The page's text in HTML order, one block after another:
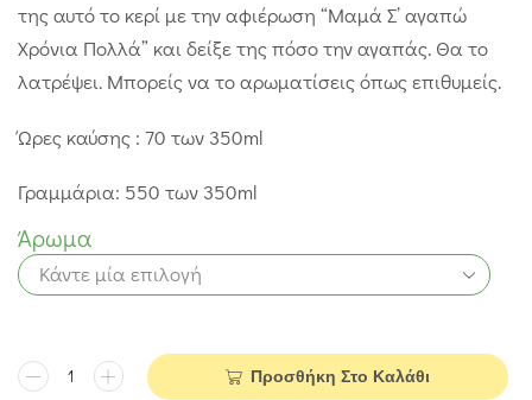
της αυτό το κερί με την αφιέρωση “Μαμά Σ’ αγαπώ
Χρόνια Πολλά” και δείξε της πόσο την αγαπάς. Θα το
λατρέψει. Μπορείς να το αρωματίσεις όπως επιθυμείς.
Ώρες καύσης : 70 των 350ml
Γραμμάρια: 550 των 350ml
Άρωμα
Προσθήκη Στο Καλάθι